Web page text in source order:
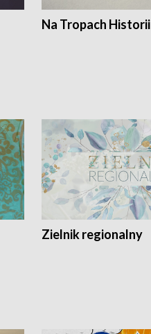
Na Tropach Historii
Zielnik regionalny